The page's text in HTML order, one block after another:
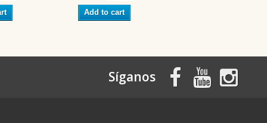
Add to cart
Síganos